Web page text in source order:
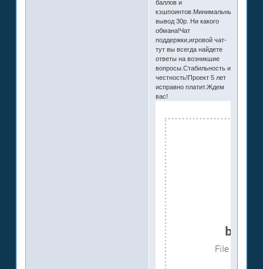
баллов и
кэшпоинтов.Минимальный
вывод 30р. Ни какого
обмана!Чат
поддержки,игровой чат-
тут вы всегда найдете
ответы на возникшие
вопросы.Стабильность и
честность!Проект 5 лет
исправно платит.Ждем
вас!